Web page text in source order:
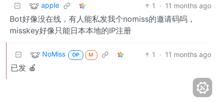
apple 1 · 11 months ago
Bot好像没在线，有人能私发我个nomiss的邀请码吗，
misskey好像只能日本本地的IP注册
NoMiss OP M 1 · 11 months ago
已发 🍎